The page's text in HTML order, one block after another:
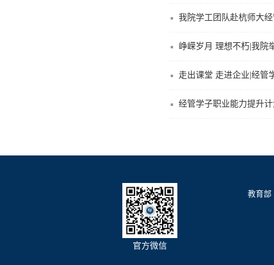
我院学工团队赴杭师大
峥嵘岁月 理想不朽|我院
走出课堂 走进企业|经管
经管学子职业能力提升
官方微信
教育部